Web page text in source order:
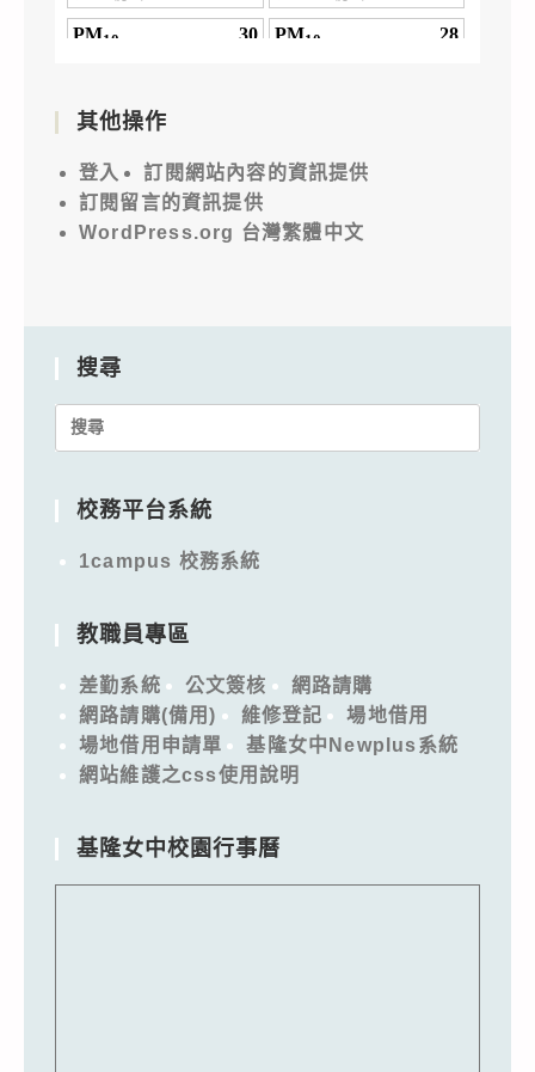
其他操作
登入
訂閱網站內容的資訊提供
訂閱留言的資訊提供
WordPress.org 台灣繁體中文
搜尋
Search
校務平台系統
1campus 校務系統
教職員專區
差勤系統 公文簽核
網路請購
網路請購(備用)
維修登記
場地借用
場地借用申請單
基隆女中Newplus系統
網站維護之css使用說明
基隆女中校園行事曆